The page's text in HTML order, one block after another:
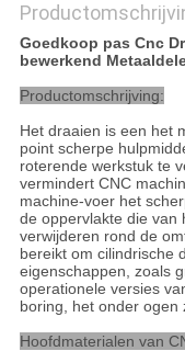
Goedkoop pas Cnc
bewerkend
Productomschrijving:
Het draaien is een het
point scherpe
roterende werkstuk te
vermindert CNC
machine-voer het
de oppervlakte die van
verwijderen rond de
bereikt om cilindrische
eigenschappen, zoals
operationele versies
boring, het onder ogen
Hoofdmaterialen van